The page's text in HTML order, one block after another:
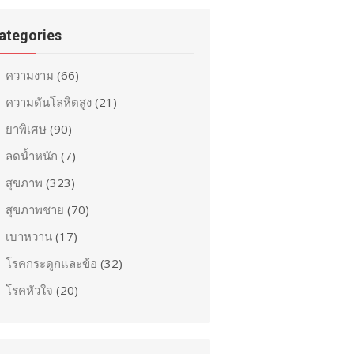
ความงาม (66)
ความดันโลหิตสูง (21)
ยาพิเศษ (90)
ลดน้ำหนัก (7)
สุขภาพ (323)
สุขภาพชาย (70)
เบาหวาน (17)
โรคกระดูกและข้อ (32)
โรคหัวใจ (20)